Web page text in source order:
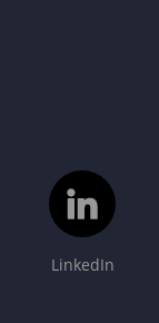
LinkedIn